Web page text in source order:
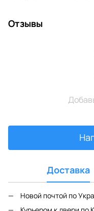
Отзывы
Доставка
Новой почтой по